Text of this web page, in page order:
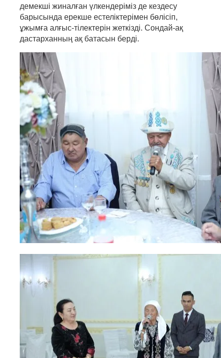
демекші жиналған үлкендеріміз де кездесу
барысында ерекше естеліктерімен бөлісіп,
ұжымға алғыс-тілектерін жеткізді. Сондай-ақ
дастарханның ақ батасын берді.